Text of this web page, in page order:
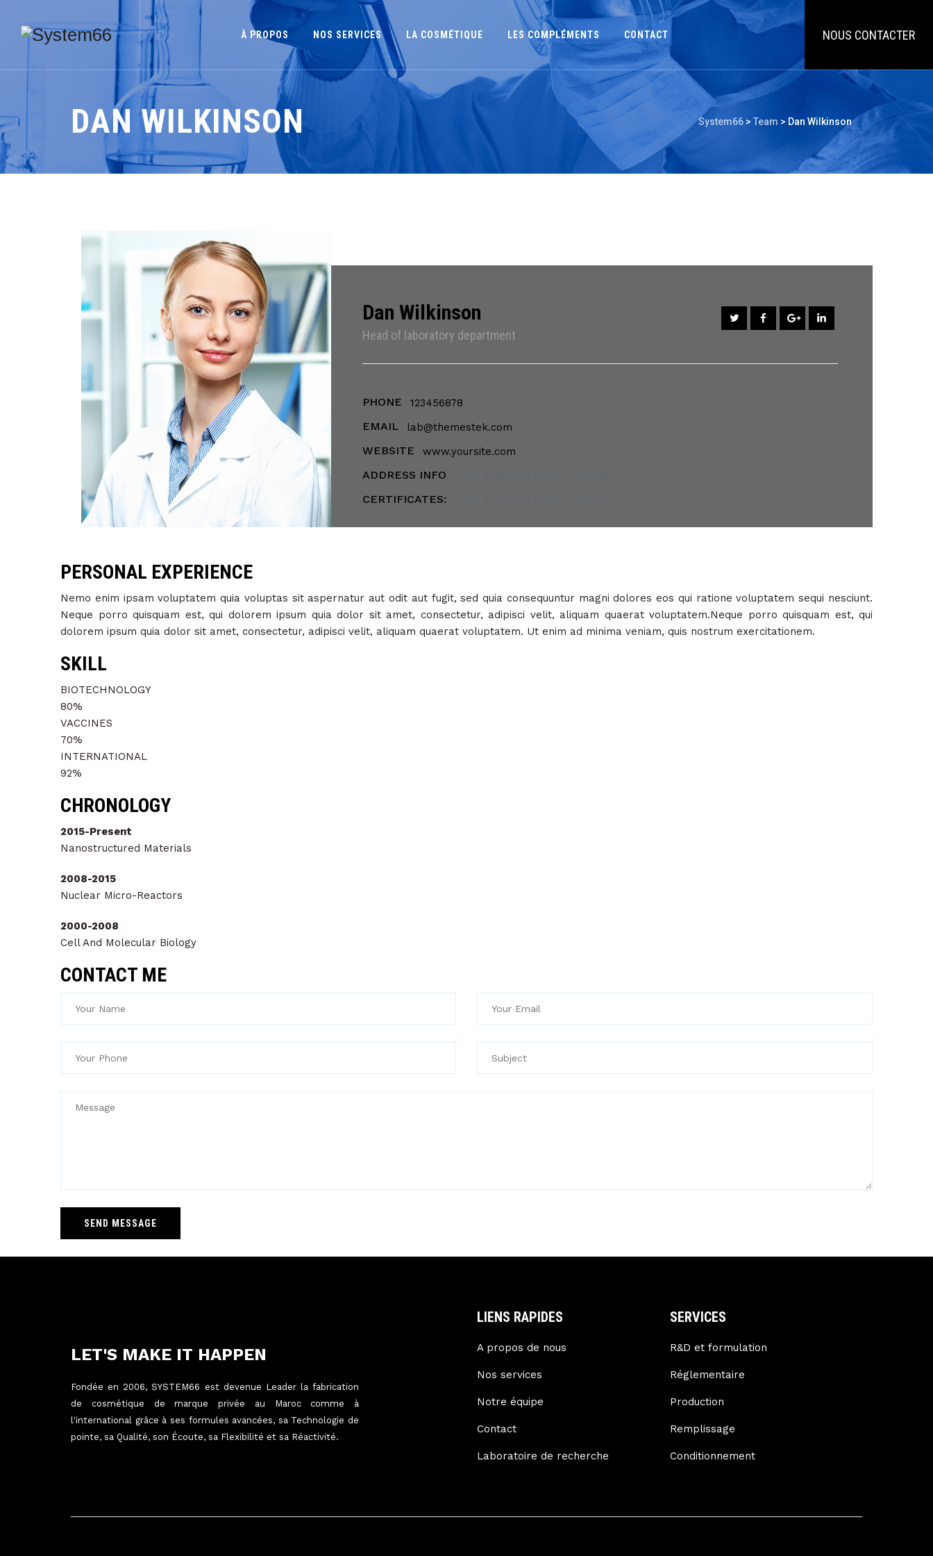
À PROPOS NOS SERVICES LA COSMÉTIQUE LES COMPLÉMENTS CONTACT NOUS CONTACTER
DAN WILKINSON System66 > Team > Dan Wilkinson
Dan Wilkinson
Head of laboratory department
PHONE 123456878
EMAIL lab@themestek.com
WEBSITE www.yoursite.com
ADDRESS INFO
CERTIFICATES:
PERSONAL EXPERIENCE
Nemo enim ipsam voluptatem quia voluptas sit aspernatur aut odit aut fugit, sed quia consequuntur magni dolores eos qui ratione voluptatem sequi nesciunt.
Neque porro quisquam est, qui dolorem ipsum quia dolor sit amet, consectetur, adipisci velit, aliquam quaerat voluptatem.Neque porro quisquam est, qui
dolorem ipsum quia dolor sit amet, consectetur, adipisci velit, aliquam quaerat voluptatem. Ut enim ad minima veniam, quis nostrum exercitationem.
SKILL
BIOTECHNOLOGY
80%
VACCINES
70%
INTERNATIONAL
92%
CHRONOLOGY
2015-Present
Nanostructured Materials
2008-2015
Nuclear Micro-Reactors
2000-2008
Cell And Molecular Biology
CONTACT ME
LET'S MAKE IT HAPPEN
Fondée en 2006, SYSTEM66 est devenue Leader la fabrication
de cosmétique de marque privée au Maroc comme à
l'international grâce à ses formules avancées, sa Technologie de
pointe, sa Qualité, son Écoute, sa Flexibilité et sa Réactivité.
LIENS RAPIDES
A propos de nous
Nos services
Notre équipe
Contact
Laboratoire de recherche
SERVICES
R&D et formulation
Réglementaire
Production
Remplissage
Conditionnement